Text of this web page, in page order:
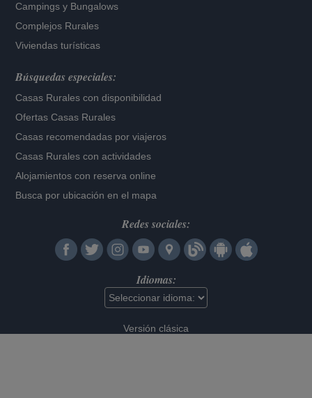
Campings y Bungalows
Complejos Rurales
Viviendas turísticas
Búsquedas especiales:
Casas Rurales con disponibilidad
Ofertas Casas Rurales
Casas recomendadas por viajeros
Casas Rurales con actividades
Alojamientos con reserva online
Busca por ubicación en el mapa
Redes sociales:
Idiomas:
Versión clásica